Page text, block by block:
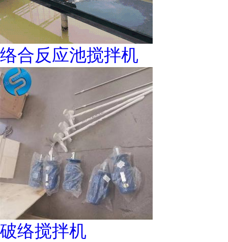
络合反应池搅拌机
破络搅拌机